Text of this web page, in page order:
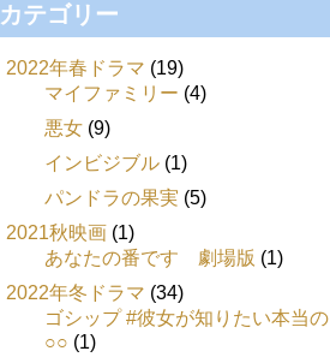
カテゴリー
2022年春ドラマ (19)
マイファミリー (4)
悪女 (9)
インビジブル (1)
パンドラの果実 (5)
2021秋映画 (1)
あなたの番です 劇場版 (1)
2022年冬ドラマ (34)
ゴシップ #彼女が知りたい本当の
○○ (1)